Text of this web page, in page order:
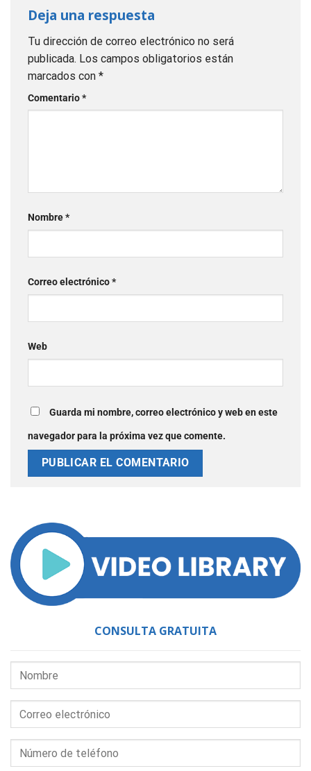
Deja una respuesta
Tu dirección de correo electrónico no será
publicada. Los campos obligatorios están
marcados con *
Comentario*
Nombre*
Correo electrónico*
Web
Guarda mi nombre, correo electrónico y web en este
navegador para la próxima vez que comente.
CONSULTA GRATUITA